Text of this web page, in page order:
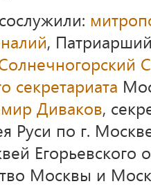
,
секретариата
Диваков,
Руси по г.
Егорьевского
Москвы и